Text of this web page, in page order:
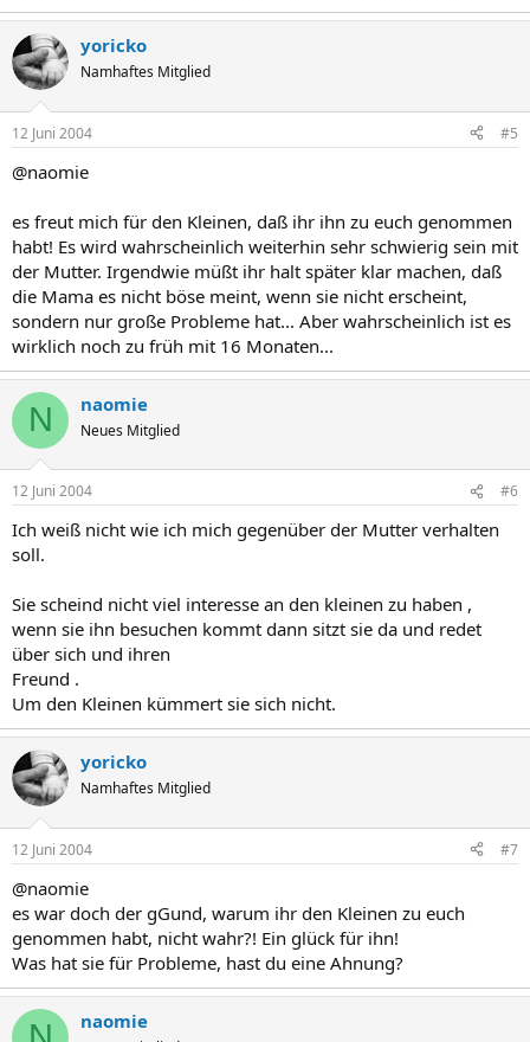
yoricko
Namhaftes Mitglied
12 Juni 2004 #5
@naomie
es freut mich für den Kleinen, daß ihr ihn zu euch genommen
habt! Es wird wahrscheinlich weiterhin sehr schwierig sein mit
der Mutter. Irgendwie müßt ihr halt später klar machen, daß
die Mama es nicht böse meint, wenn sie nicht erscheint,
sondern nur große Probleme hat... Aber wahrscheinlich ist es
wirklich noch zu früh mit 16 Monaten...
N naomie
Neues Mitglied
12 Juni 2004 #6
Ich weiß nicht wie ich mich gegenüber der Mutter verhalten
soll.
Sie scheind nicht viel interesse an den kleinen zu haben ,
wenn sie ihn besuchen kommt dann sitzt sie da und redet
über sich und ihren
Freund .
Um den Kleinen kümmert sie sich nicht.
yoricko
Namhaftes Mitglied
12 Juni 2004 #7
@naomie
es war doch der gGund, warum ihr den Kleinen zu euch
genommen habt, nicht wahr?! Ein glück für ihn!
Was hat sie für Probleme, hast du eine Ahnung?
naomie